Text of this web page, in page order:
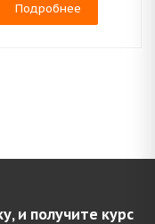
Подробнее
и получите курс